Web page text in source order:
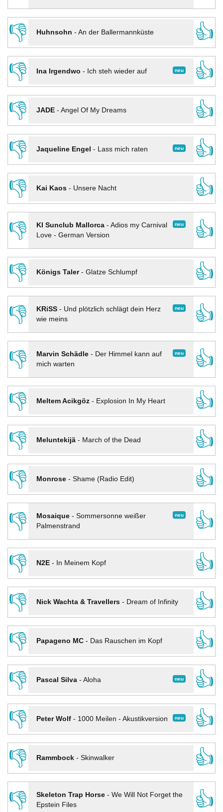
👎
Huhnsohn - An der Ballermannküste
👍
👎
neu
Ina Irgendwo - Ich steh wieder auf
👍
👎
JADE- Angel Of My Dreams
👍
👎
neu
Jaqueline Engel - Lass mich raten
👍
👎
Kai Kaos- Unsere Nacht
👍
👎
neu
KI Sunclub Mallorca- Adios my Carnival
Love - German Version
👍
👎
Königs Taler- Glatze Schlumpf
👍
👎
neu
KRiSS- Und plötzlich schlägt dein Herz
wie meins
👍
👎 neu
Marvin Schädle- Der Himmel kann auf
mich warten
👍
👎
Meltem Acikgöz- Explosion In My Heart
👍
👎
Meluntekijä- March of the Dead
👍
👎
Monrose- Shame (Radio Edit)
👍
👎
neu
Mosaique- Sommersonne weißer
Palmenstrand
👍
👎
N2E- In Meinem Kopf
👍
👎
Nick Wachta & Travellers- Dream of Infinity
👍
👎
Papageno MC- Das Rauschen im Kopf
👍
👎
neu
Pascal Silva- Aloha
👍
👎
neu
Peter Wolf- 1000 Meilen - Akustikversion
👍
👎
Rammbock- Skinwalker
👍
👎
Skeleton Trap Horse- We Will Not Forget the
Epstein Files
👍